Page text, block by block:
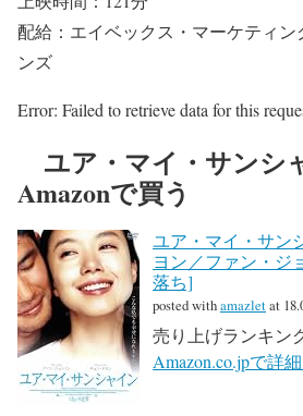
配給：エイベックス・マーケティン
ンズ
Error: Failed to retrieve data for this
ユア・マイ・サンシ
Amazonで買う
ユア・マイ・サン
ヨン／ファン・ジ
落ち]
posted withamazletat
売り上げランキン
Amazon.co.jpで詳